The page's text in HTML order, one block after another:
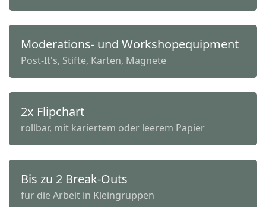
Moderations- und Workshopequipment
Post-It's, Stifte, Karten, Magnete
2x Flipchart
rollbar, mit kariertem oder leerem Papier
Bis zu 2 Break-Outs
für die Arbeit in Kleingruppen